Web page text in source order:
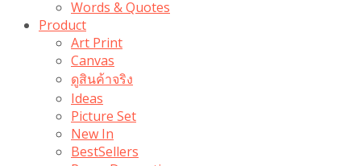
Words & Quotes
Product
Art Print
Canvas
ดูสินค้าจริง
Ideas
Picture Set
New In
BestSellers